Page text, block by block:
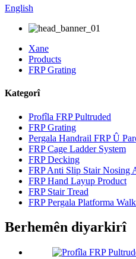
English
Xane
Products
FRP Grating
Kategorî
Profîla FRP Pultruded
FRP Grating
Pergala Handrail FRP Û
FRP Cage Ladder System
FRP Decking
FRP Anti Slip Stair Nosing
FRP Hand Layup Product
FRP Stair Tread
FRP Pergala Platforma
Berhemên diyarkirî